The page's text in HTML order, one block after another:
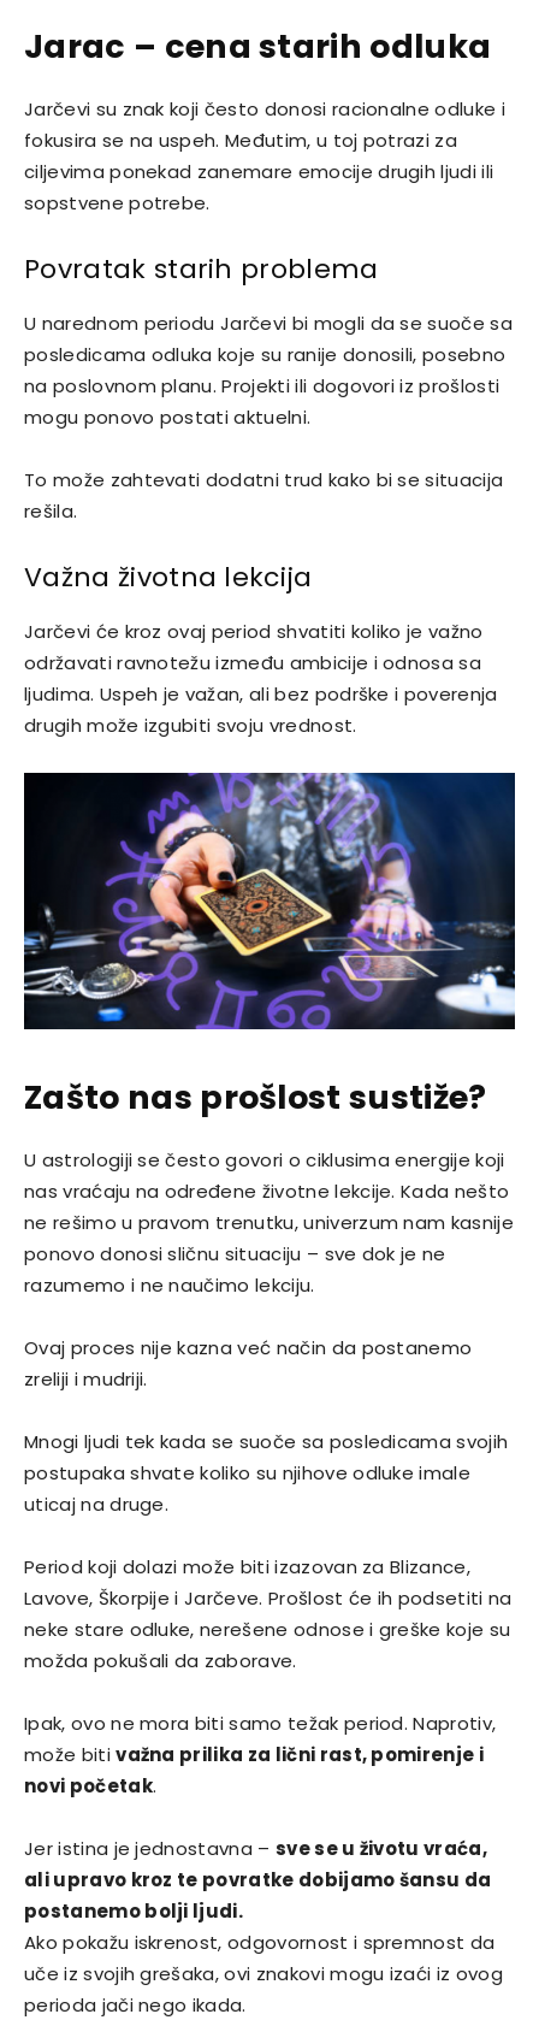
Jarac – cena starih odluka
Jarčevi su znak koji često donosi racionalne odluke i
fokusira se na uspeh. Međutim, u toj potrazi za
ciljevima ponekad zanemare emocije drugih ljudi ili
sopstvene potrebe.
Povratak starih problema
U narednom periodu Jarčevi bi mogli da se suoče sa
posledicama odluka koje su ranije donosili, posebno
na poslovnom planu. Projekti ili dogovori iz prošlosti
mogu ponovo postati aktuelni.
To može zahtevati dodatni trud kako bi se situacija
rešila.
Važna životna lekcija
Jarčevi će kroz ovaj period shvatiti koliko je važno
održavati ravnotežu između ambicije i odnosa sa
ljudima. Uspeh je važan, ali bez podrške i poverenja
drugih može izgubiti svoju vrednost.
Zašto nas prošlost sustiže?
U astrologiji se često govori o ciklusima energije koji
nas vraćaju na određene životne lekcije. Kada nešto
ne rešimo u pravom trenutku, univerzum nam kasnije
ponovo donosi sličnu situaciju – sve dok je ne
razumemo i ne naučimo lekciju.
Ovaj proces nije kazna već način da postanemo
zreliji i mudriji.
Mnogi ljudi tek kada se suoče sa posledicama svojih
postupaka shvate koliko su njihove odluke imale
uticaj na druge.
Period koji dolazi može biti izazovan za Blizance,
Lavove, Škorpije i Jarčeve. Prošlost će ih podsetiti na
neke stare odluke, nerešene odnose i greške koje su
možda pokušali da zaborave.
Ipak, ovo ne mora biti samo težak period. Naprotiv,
može bitivažna prilika za lični rast, pomirenje i
novi početak.
Jer istina je jednostavna – sve se u životu vraća,
ali upravo kroz te povratke dobijamo šansu da
postanemo bolji ljudi.
Ako pokažu iskrenost, odgovornost i spremnost da
uče iz svojih grešaka, ovi znakovi mogu izaći iz ovog
perioda jači nego ikada.